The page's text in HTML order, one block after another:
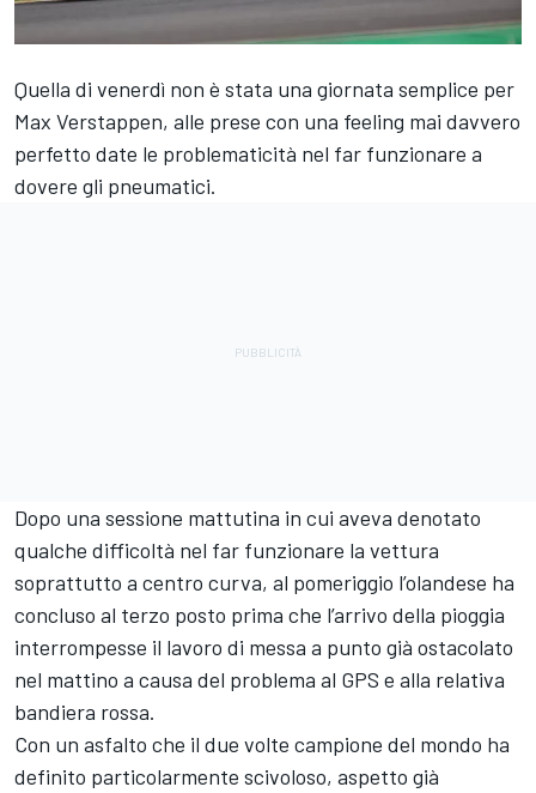
Quella di venerdì non è stata una giornata semplice per
Max Verstappen, alle prese con una feeling mai davvero
perfetto date le problematicità nel far funzionare a
dovere gli pneumatici.
Dopo una sessione mattutina in cui aveva denotato
qualche difficoltà nel far funzionare la vettura
soprattutto a centro curva, al pomeriggio l’olandese ha
concluso al terzo posto prima che l’arrivo della pioggia
interrompesse il lavoro di messa a punto già ostacolato
nel mattino a causa del problema al GPS e alla relativa
bandiera rossa.
Con un asfalto che il due volte campione del mondo ha
definito particolarmente scivoloso, aspetto già